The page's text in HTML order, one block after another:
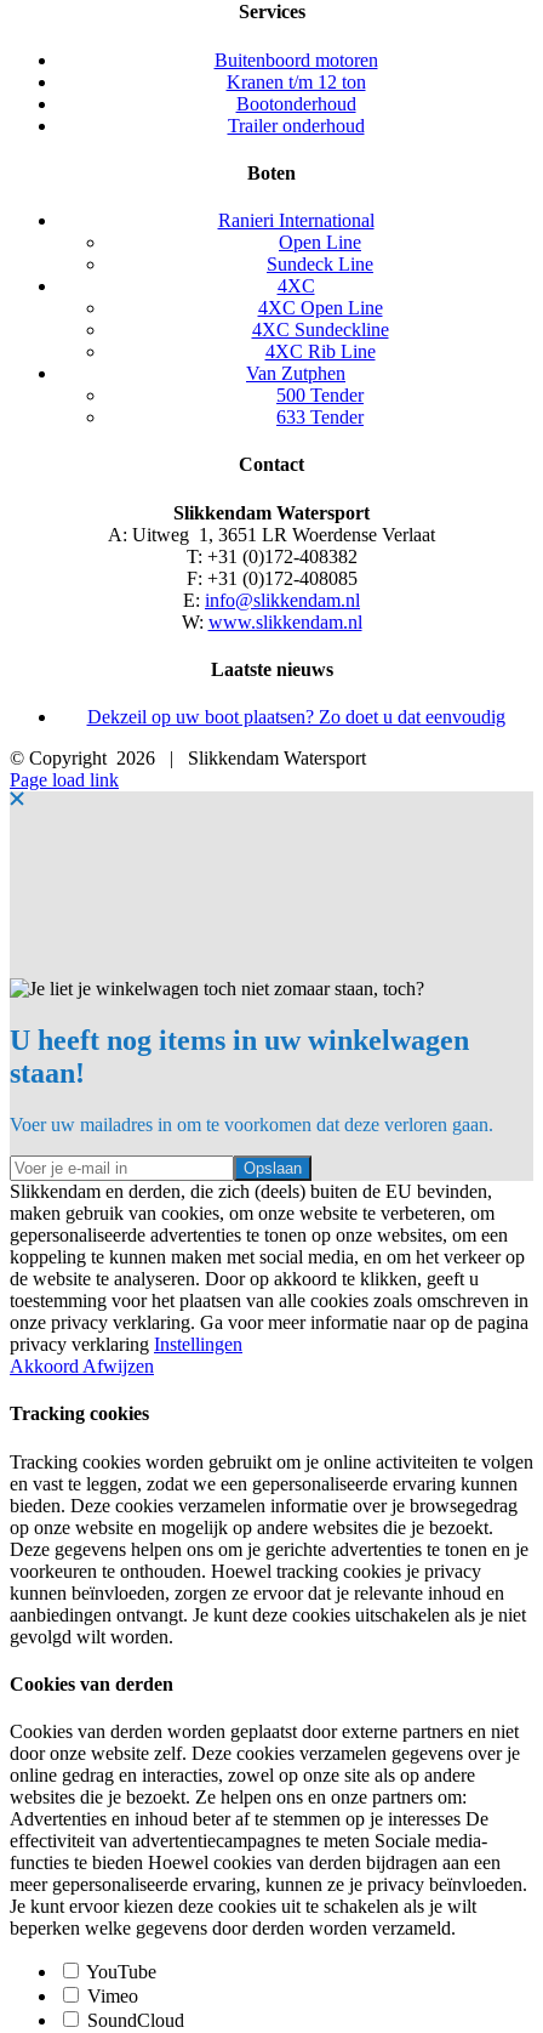
Services
Buitenboord motoren
Kranen t/m 12 ton
Bootonderhoud
Trailer onderhoud
Boten
Ranieri International
Open Line
Sundeck Line
4XC
4XC Open Line
4XC Sundeckline
4XC Rib Line
Van Zutphen
500 Tender
633 Tender
Contact
Slikkendam Watersport
A: Uitweg 1, 3651 LR Woerdense Verlaat
T: +31 (0)172-408382
F: +31 (0)172-408085
E: info@slikkendam.nl
W: www.slikkendam.nl
Laatste nieuws
Dekzeil op uw boot plaatsen? Zo doet u dat eenvoudig
© Copyright 2026 | Slikkendam Watersport
Facebook
Instagram
LinkedIn
YouTube
X
E-
mail
Page load link
U heeft nog items in uw winkelwagen
staan!
Voer uw mailadres in om te voorkomen dat deze verloren gaan.
Opslaan
Slikkendam en derden, die zich (deels) buiten de EU bevinden,
maken gebruik van cookies, om onze website te verbeteren, om
gepersonaliseerde advertenties te tonen op onze websites, om een
koppeling te kunnen maken met social media, en om het verkeer op
de website te analyseren. Door op akkoord te klikken, geeft u
toestemming voor het plaatsen van alle cookies zoals omschreven in
onze privacy verklaring. Ga voor meer informatie naar op de pagina
privacy verklaring Instellingen
Akkoord Afwijzen
Tracking cookies
Tracking cookies worden gebruikt om je online activiteiten te volgen
en vast te leggen, zodat we een gepersonaliseerde ervaring kunnen
bieden. Deze cookies verzamelen informatie over je browsegedrag
op onze website en mogelijk op andere websites die je bezoekt.
Deze gegevens helpen ons om je gerichte advertenties te tonen en je
voorkeuren te onthouden. Hoewel tracking cookies je privacy
kunnen beïnvloeden, zorgen ze ervoor dat je relevante inhoud en
aanbiedingen ontvangt. Je kunt deze cookies uitschakelen als je niet
gevolgd wilt worden.
Cookies van derden
Cookies van derden worden geplaatst door externe partners en niet
door onze website zelf. Deze cookies verzamelen gegevens over je
online gedrag en interacties, zowel op onze site als op andere
websites die je bezoekt. Ze helpen ons en onze partners om:
Advertenties en inhoud beter af te stemmen op je interesses De
effectiviteit van advertentiecampagnes te meten Sociale media-
functies te bieden Hoewel cookies van derden bijdragen aan een
meer gepersonaliseerde ervaring, kunnen ze je privacy beïnvloeden.
Je kunt ervoor kiezen deze cookies uit te schakelen als je wilt
beperken welke gegevens door derden worden verzameld.
YouTube
Vimeo
SoundCloud